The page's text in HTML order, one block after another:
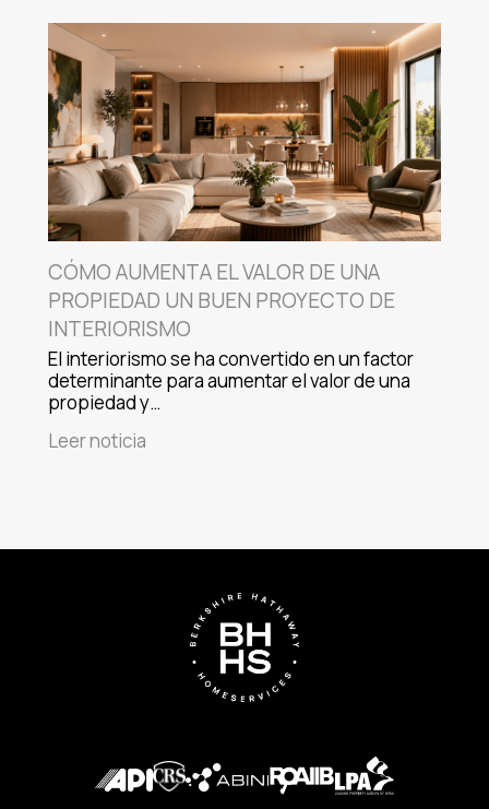
CÓMO AUMENTA EL VALOR DE UNA
PROPIEDAD UN BUEN PROYECTO DE
INTERIORISMO
El interiorismo se ha convertido en un factor
determinante para aumentar el valor de una
propiedad y…
Leer noticia